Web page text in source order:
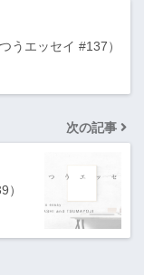
うエッセイ #137）
次の記事